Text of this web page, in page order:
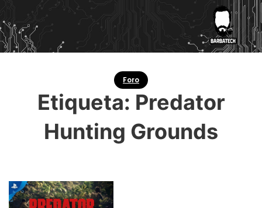
Foro
Etiqueta: Predator
Hunting Grounds